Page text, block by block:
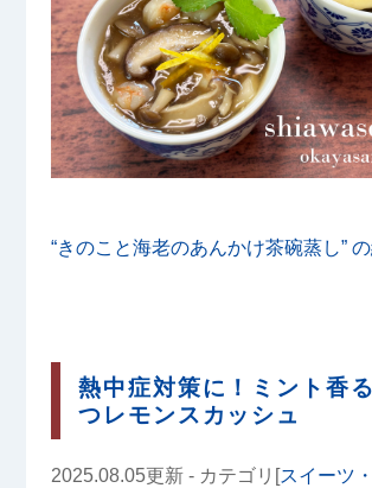
“きのこと海老のあんかけ茶碗蒸し” の
熱中症対策に！ミント香
つレモンスカッシュ
2025.08.05更新 - カテゴリ[スイーツ